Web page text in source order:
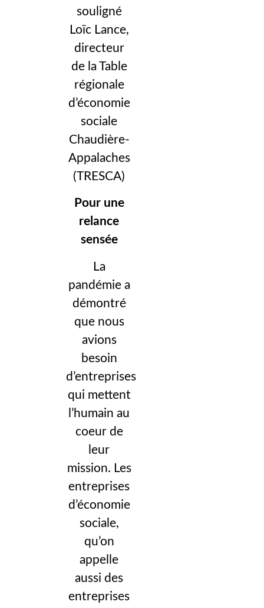
souligné
Loïc Lance,
directeur
de la Table
régionale
d’économie
sociale
Chaudière-
Appalaches
(TRESCA)
Pour une
relance
sensée
La
pandémie a
démontré
que nous
avions
besoin
d’entreprises
qui mettent
l’humain au
coeur de
leur
mission. Les
entreprises
d’économie
sociale,
qu’on
appelle
aussi des
entreprises